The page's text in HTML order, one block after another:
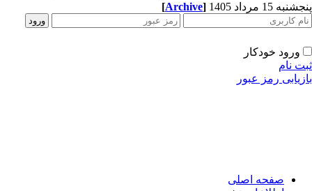
پنجشنبه 15 مرداد 1405 [Archive]
ورود خودکار
ثبت نام
بازیابی رمز عبور
صفحه اصلی